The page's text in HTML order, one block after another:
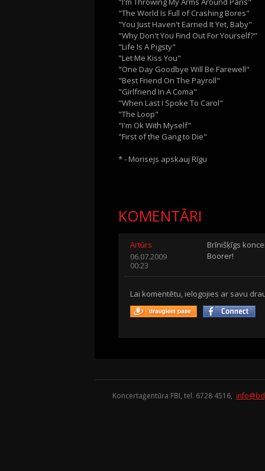
"The World Is Full of Crashing Bores"
"You Just Haven't Earned It Yet, Baby"
"Why Don't You Find Out For Yourself?"
"Life Is A Pigsty"
"Let Me Kiss You"
"One Day Goodbye Will Be Farewell"
"Best Friend On The Payroll"
"Girlfriend In A Coma"
"When Last I Spoke To Carol"
"The Loop"
"I'm Ok With Myself"
"First of the Gang to Die"
* - Morisejs apskauj Rīgu
KOMENTĀRI
Artūrs
06.07.2009
00:23
Brīnišķīgs
Boorer!
Lai komentētu, ielogojies ar savu
Koncertaģentūra FBI, tel. 6728 4516,